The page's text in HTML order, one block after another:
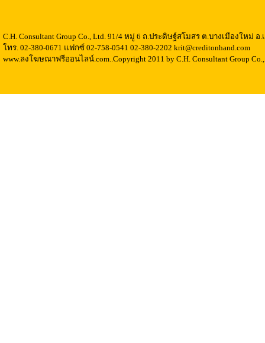
C.H. Consultant Group Co., Ltd. 91/4 หมู่ 6 ถ.ประดิษฐ์สโมสร ต.บางเมืองใหม่ อ
โทร. 02-380-0671 แฟกซ์ 02-758-0541 02-380-2202 krit@creditonhand.com
www.ลงโฆษณาฟรีออนไลน์.com..Copyright 2011 by C.H. Consultant Group